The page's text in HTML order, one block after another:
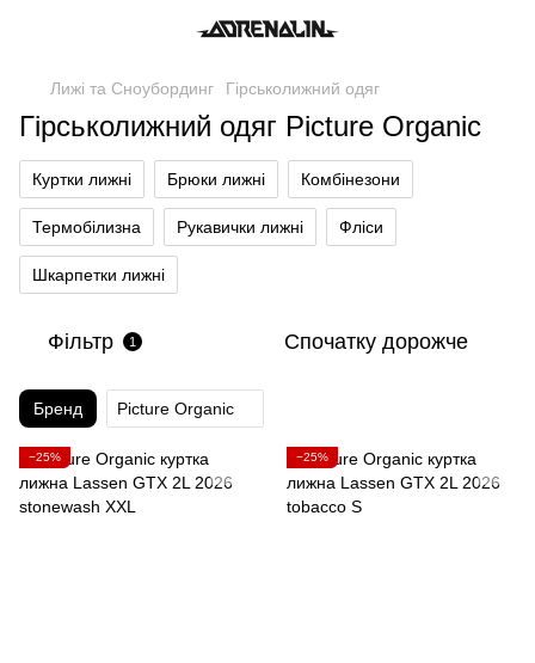
Лижі та Сноубординг Гірськолижний одяг
Гірськолижний одяг Picture Organic
Куртки лижні Брюки лижні Комбінезони
Термобілизна Рукавички лижні Фліси
Шкарпетки лижні
Фільтр 1 Спочатку дорожче
Бренд Picture Organic
−25% −25%